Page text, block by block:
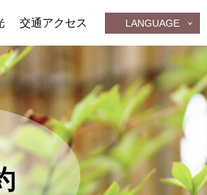
交通アクセス LANGUAGE